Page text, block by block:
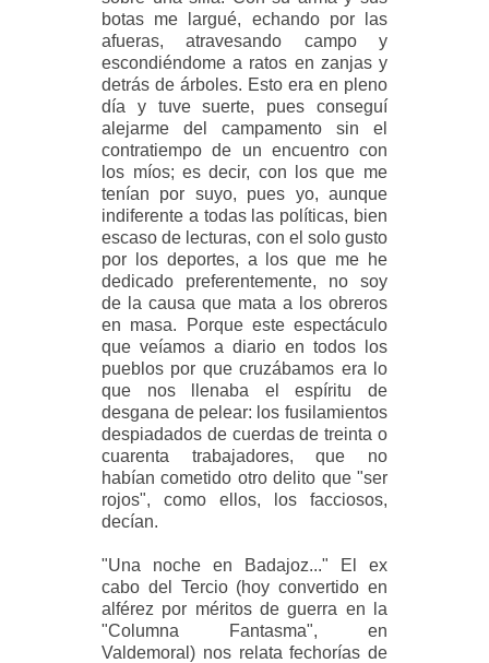
botas me largué, echando por las
afueras, atravesando campo y
escondiéndome a ratos en zanjas y
detrás de árboles. Esto era en pleno
día y tuve suerte, pues conseguí
alejarme del campamento sin el
contratiempo de un encuentro con
los míos; es decir, con los que me
tenían por suyo, pues yo, aunque
indiferente a todas las políticas, bien
escaso de lecturas, con el solo gusto
por los deportes, a los que me he
dedicado preferentemente, no soy
de la causa que mata a los obreros
en masa. Porque este espectáculo
que veíamos a diario en todos los
pueblos por que cruzábamos era lo
que nos llenaba el espíritu de
desgana de pelear: los fusilamientos
despiadados de cuerdas de treinta o
cuarenta trabajadores, que no
habían cometido otro delito que "ser
rojos", como ellos, los facciosos,
decían.
"Una noche en Badajoz..." El ex
cabo del Tercio (hoy convertido en
alférez por méritos de guerra en la
"Columna Fantasma", en
Valdemoral) nos relata fechorías de